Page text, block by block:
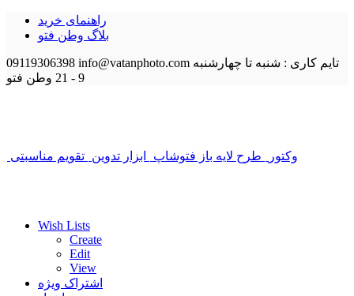
راهنمای خرید
بلاگ وطن فتو
09119306398 info@vatanphoto.com تایم کاری : شنبه تا چهارشنبه
9 - 21
وطن فتو
وکتور طرح لایه باز فتوشاپ ابزار تدوین تقویم مناسبتی
Wish Lists
Create
Edit
View
اشتراک ویژه